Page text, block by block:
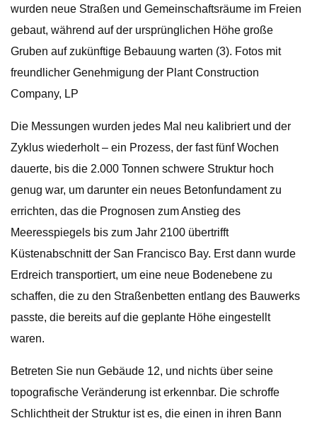
wurden neue Straßen und Gemeinschaftsräume im Freien
gebaut, während auf der ursprünglichen Höhe große
Gruben auf zukünftige Bebauung warten (3). Fotos mit
freundlicher Genehmigung der Plant Construction
Company, LP
Die Messungen wurden jedes Mal neu kalibriert und der
Zyklus wiederholt – ein Prozess, der fast fünf Wochen
dauerte, bis die 2.000 Tonnen schwere Struktur hoch
genug war, um darunter ein neues Betonfundament zu
errichten, das die Prognosen zum Anstieg des
Meeresspiegels bis zum Jahr 2100 übertrifft
Küstenabschnitt der San Francisco Bay. Erst dann wurde
Erdreich transportiert, um eine neue Bodenebene zu
schaffen, die zu den Straßenbetten entlang des Bauwerks
passte, die bereits auf die geplante Höhe eingestellt
waren.
Betreten Sie nun Gebäude 12, und nichts über seine
topografische Veränderung ist erkennbar. Die schroffe
Schlichtheit der Struktur ist es, die einen in ihren Bann